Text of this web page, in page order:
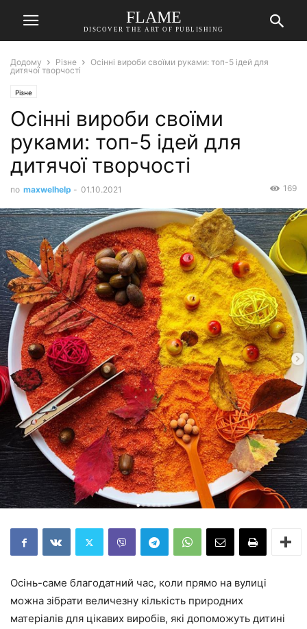
FLAME
DISCOVER THE ART OF PUBLISHING
Додому Різне
Осінні вироби своїми руками: топ-5 ідей для
дитячої творчості
Різне
Осінні вироби своїми
руками: топ-5 ідей для
дитячої творчості
по maxwelhelp - 01.10.2021 169
Осінь-саме благодатний час, коли прямо на вулиці
можна зібрати величезну кількість природних
матеріалів для цікавих виробів, які допоможуть дитині